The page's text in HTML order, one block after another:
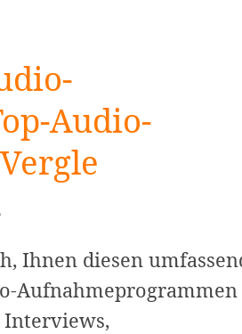
Audio-
Ihnen diesen
Aufnahmeprogrammen
Interviews,